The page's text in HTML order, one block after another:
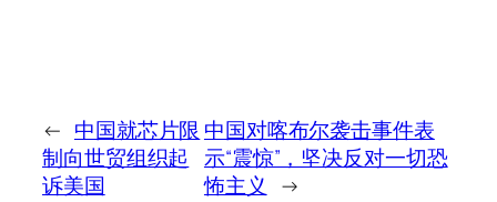
← 中国就芯片限
制向世贸组织起
诉美国
中国对喀布尔袭击事件表
示“震惊”，坚决反对一切恐
怖主义
→